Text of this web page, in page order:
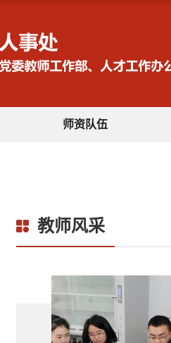
师资队伍
教师风采